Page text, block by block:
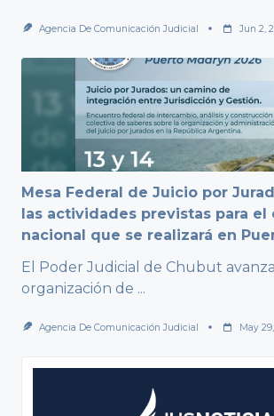
Agencia De Comunicación Judicial Jun 2,
Mesa Federal de Juicio por
las actividades previstas para el
nacional que se realizará en
El Poder Judicial de Chubut
organización de ...
Agencia De Comunicación Judicial May